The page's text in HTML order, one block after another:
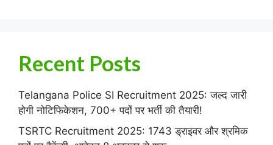
Recent Posts
Telangana Police SI Recruitment 2025: जल्द जारी
होगी नोटिफिकेशन, 700+ पदों पर भर्ती की तैयारी!
TSRTC Recruitment 2025: 1743 ड्राइवर और श्रमिक